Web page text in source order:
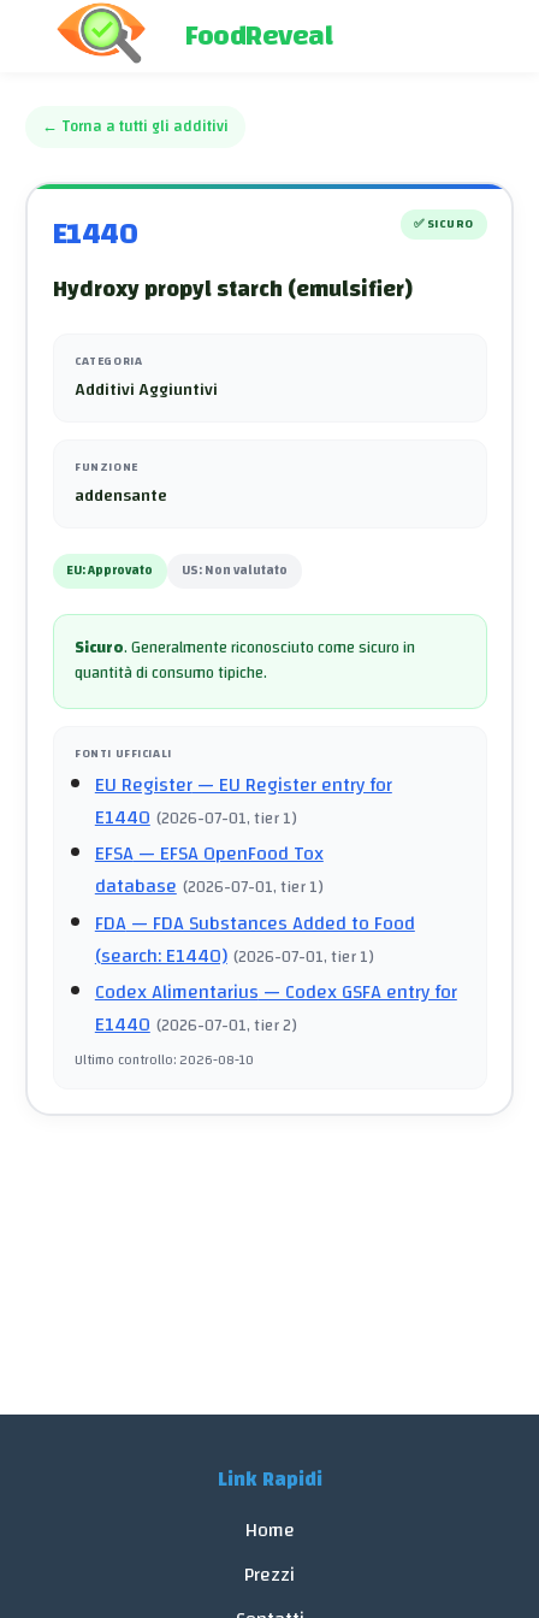
FoodReveal
← Torna a tutti gli additivi
E1440 ✅SICURO
Hydroxy propyl starch (emulsifier)
CATEGORIA
Additivi Aggiuntivi
FUNZIONE
addensante
EU:Approvato US:Non valutato
Sicuro.Generalmente riconosciuto come sicuro in
quantità di consumo tipiche.
FONTI UFFICIALI
EU Register— EU Register entry for
E1440 (2026-07-01, tier 1)
EFSA— EFSA OpenFood Tox
database (2026-07-01, tier 1)
FDA— FDA Substances Added to Food
(search: E1440) (2026-07-01, tier 1)
Codex Alimentarius— Codex GSFA entry for
E1440 (2026-07-01, tier 2)
Ultimo controllo:2026-08-10
Link Rapidi
Home
Prezzi